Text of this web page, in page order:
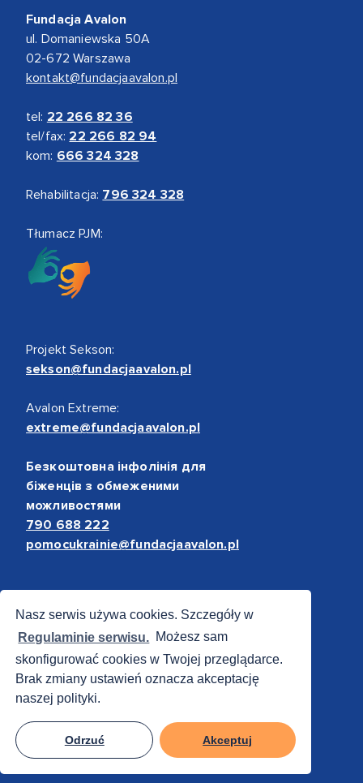
Nasz serwis używa cookies. Szczegóły w
Regulaminie serwisu. Możesz sam
skonfigurować cookies w Twojej przeglądarce.
Brak zmiany ustawień oznacza akceptację
naszej polityki.
Odrzuć Akceptuj
Fundacja Avalon
ul. Domaniewska 50A
02-672 Warszawa
kontakt@fundacjaavalon.pl
tel: 22 266 82 36
tel/fax: 22 266 82 94
kom: 666 324 328
Rehabilitacja: 796 324 328
Tłumacz PJM:
Projekt Sekson:
sekson@fundacjaavalon.pl
Avalon Extreme:
extreme@fundacjaavalon.pl
Безкоштовна інфолінія для
біженців з обмеженими
можливостями
790 688 222
pomocukrainie@fundacjaavalon.pl
Bezpieczne płatności
© 2012 - 2026 Fundacja Avalon